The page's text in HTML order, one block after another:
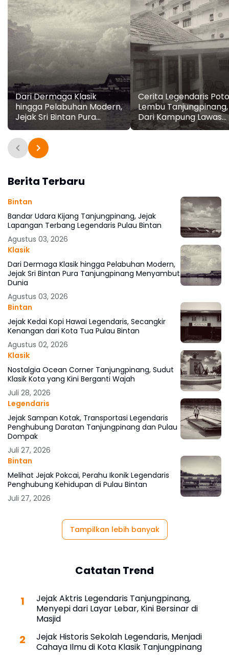
Dari Dermaga Klasik
hingga Pelabuhan Modern,
Jejak Sri Bintan Pura
Tanjungpinang
Menyambut Dunia
Cerita Legendaris
Lembu Tanjungpinang,
Dari Kampung Lawas
hingga Jadi Ikon
Berita Terbaru
Bintan
Bandar Udara Kijang Tanjungpinang, Jejak
Lapangan Terbang Legendaris Pulau Bintan
Agustus 03, 2026
Klasik
Dari Dermaga Klasik hingga Pelabuhan Modern,
Jejak Sri Bintan Pura Tanjungpinang Menyambut
Dunia
Agustus 03, 2026
Bintan
Jejak Kedai Kopi Hawai Legendaris, Secangkir
Kenangan dari Kota Tua Pulau Bintan
Agustus 02, 2026
Klasik
Nostalgia Ocean Corner Tanjungpinang, Sudut
Klasik Kota yang Kini Berganti Wajah
Juli 28, 2026
Legendaris
Jejak Sampan Kotak, Transportasi Legendaris
Penghubung Daratan Tanjungpinang dan Pulau
Dompak
Juli 27, 2026
Bintan
Melihat Jejak Pokcai, Perahu Ikonik Legendaris
Penghubung Kehidupan di Pulau Bintan
Juli 27, 2026
Tampilkan lebih banyak
Catatan Trend
Jejak Aktris Legendaris Tanjungpinang,
Menyepi dari Layar Lebar, Kini Bersinar di
Masjid
Jejak Historis Sekolah Legendaris, Menjadi
Cahaya Ilmu di Kota Klasik Tanjungpinang